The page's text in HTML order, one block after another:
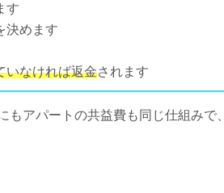
す
決めます
いなければ返金されます
アパートの共益費も同じ仕組みで、